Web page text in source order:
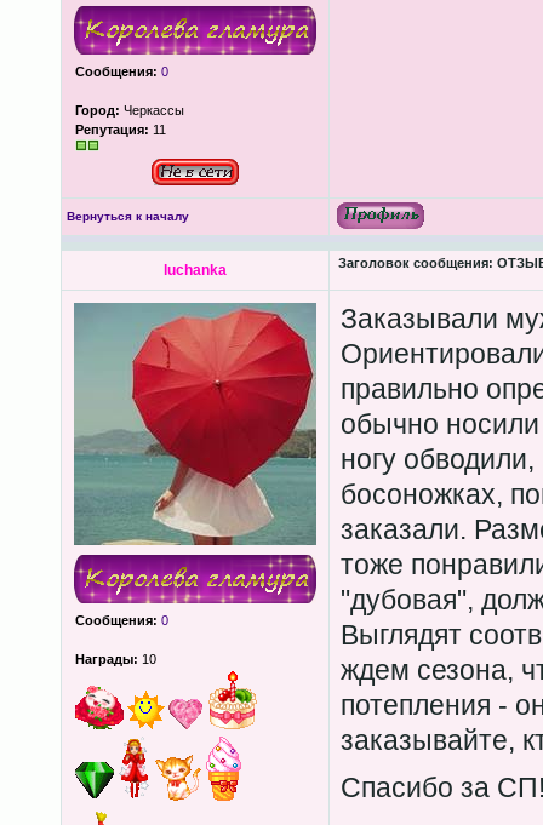
Сообщения: 0
Город: Черкассы
Репутация: 11
Вернуться к началу
luchanka Заголовок сообщения:
Сообщения: 0
Награды: 10
Заказывали
правильно
обычно
ногу
босоножках,
заказали.
тоже
"дубовая",
Выглядят
ждем сезона,
потепления -
заказывайте,
Спасибо за